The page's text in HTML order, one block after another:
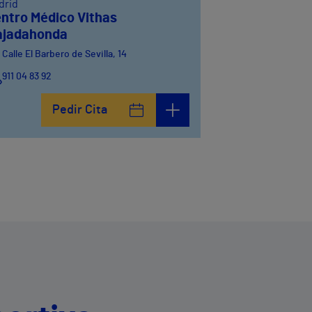
Médico Vithas
Calle El Barbero de Sevilla, 14
911 04 83 92
Pedir Cita